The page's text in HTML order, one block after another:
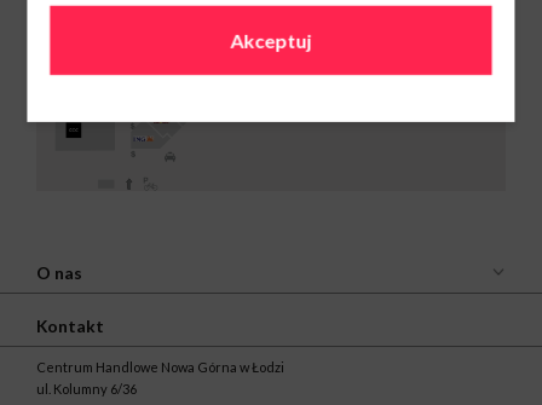
O nas
Kontakt
Centrum Handlowe Nowa Górna w Łodzi
ul. Kolumny 6/36
Akceptuj